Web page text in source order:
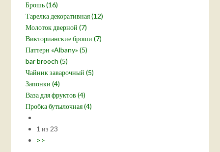
Брошь (16)
Тарелка декоративная (12)
Молоток дверной (7)
Викторианские броши (7)
Паттерн «Albany» (5)
bar brooch (5)
Чайник заварочный (5)
Запонки (4)
Ваза для фруктов (4)
Пробка бутылочная (4)
1 из 23
>>